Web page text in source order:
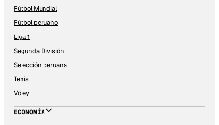
Fútbol Mundial
Fútbol peruano
Liga 1
Segunda División
Selección peruana
Tenis
Vóley
ECONOMÍA